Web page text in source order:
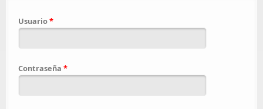
Usuario*
Contraseña *